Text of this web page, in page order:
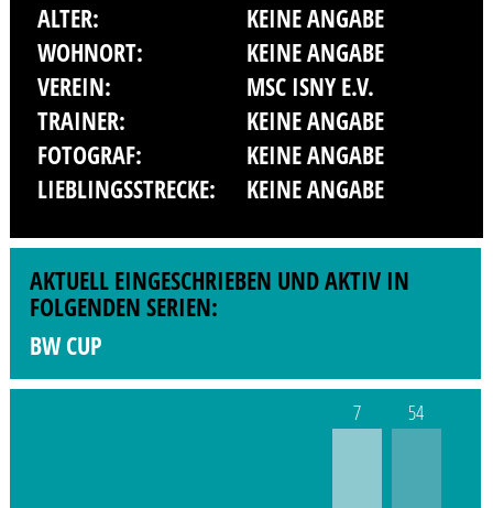
ALTER:
KEINE ANGABE
WOHNORT:
KEINE ANGABE
VEREIN:
MSC ISNY E.V.
TRAINER:
KEINE ANGABE
FOTOGRAF:
KEINE ANGABE
LIEBLINGSSTRECKE:
KEINE ANGABE
AKTUELL EINGESCHRIEBEN UND AKTIV IN
FOLGENDEN SERIEN:
BW CUP
7 54